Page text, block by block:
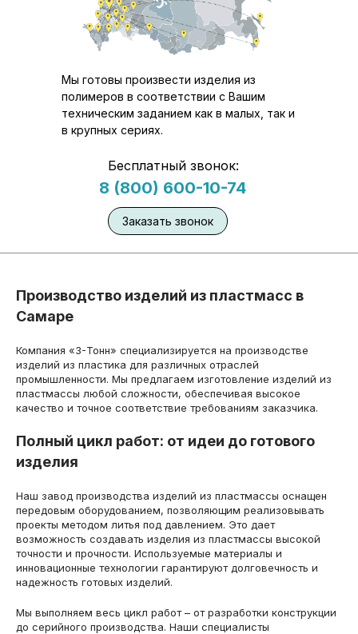
Мы готовы произвести изделия из
полимеров в соответствии с Вашим
техническим заданием как в малых, так и
в крупных сериях.
Бесплатный звонок:
8 (800) 600-10-74
Заказать звонок
Производство изделий из пластмасс в
Самаре
Компания «3-Тонн» специализируется на производстве
изделий из пластика для различных отраслей
промышленности. Мы предлагаем изготовление изделий из
пластмассы любой сложности, обеспечивая высокое
качество и точное соответствие требованиям заказчика.
Полный цикл работ: от идеи до готового
изделия
Наш завод производства изделий из пластмассы оснащен
передовым оборудованием, позволяющим реализовывать
проекты методом литья под давлением. Это дает
возможность создавать изделия из пластмассы высокой
точности и прочности. Используемые материалы и
инновационные технологии гарантируют долговечность и
надежность готовых изделий.
Мы выполняем весь цикл работ – от разработки конструкции
до серийного производства. Наши специалисты